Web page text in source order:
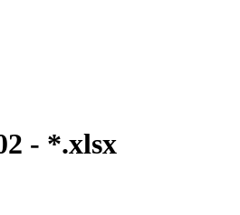
- *.xlsx